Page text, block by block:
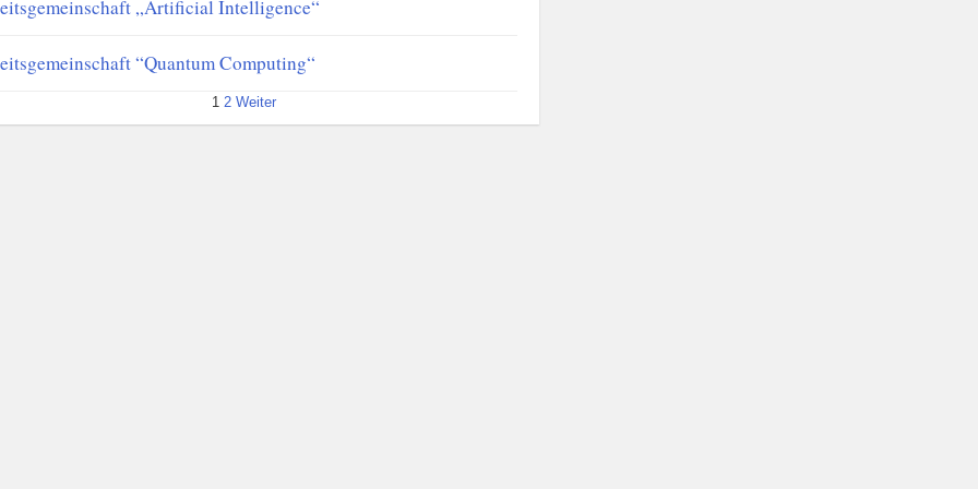
„Artificial Intelligence“
“Quantum Computing“
1 2 Weiter